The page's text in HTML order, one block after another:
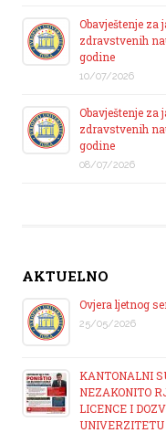
Obavještenje za
zdravstvenih
godine
10/07/2026
Obavještenje za
zdravstvenih
godine
08/07/2026
AKTUELNO
Ovjera ljetnog
25/05/2026
KANTONALNI
NEZAKONITO
LICENCE I
UNIVERZITETU